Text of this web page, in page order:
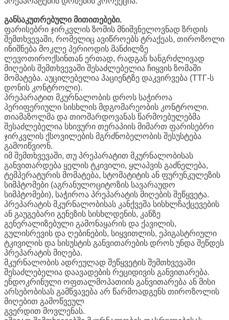
განსაკუთრებული მითითებები.
ფარისებრი ჯირკვლის ზომის მნიშვნელოვნად ზრდის
შემთხვევაში, რომელიც ავიწროებს ტრაქეას, თიროზოლი
ინიშნება მოკლე პერიოდის მანძილზე
ლევოთიროქსინთან ერთად, რადგან ხანგრძლივად
მიღების შემთხვევაში შესაძლებელია ჩიყვის ზომაში
მომატება. აუცილებელია პაციენტზე დაკვირვება (ТТГ-ს
დონის კონტროლი).
პრეპარატით მკურნალობის დროს საჭიროა
პერიფერიული სისხლის მდგომარეობის კონტროლი.
თიამაზოლმა და თიოშარდოვანას წარმოებულებმა
შესაძლებელია სხივური თერაპიის მიმართ ფარისებრი
ჯირკვლის ქსოვილების მგრძნობელობის შესუსტება
გამოიწვიონ.
იმ შემთხვევაში, თუ პრეპარატით მკურნალობისას
განვითარდება ყელის ტკივილი, ყლაპვის გაძნელება,
ტემპერატურის მომატება, სტომატიტის ან ფურუნკულეზის
სიმპტომები (აგრანულოციტოზის სავარაუდო
სიმპტომები), საჭიროა პრეპარატის მიღების შეწყვეტა.
პრეპარატის მკურნალობისას კანქვეშა სისხლჩაქცევების
ან გაუგებარი გენეზის სისხლდენის, კანზე
გენერალიზებული გამონაყარის და ქავილის,
გულისრევის და ღებინების, სიყვითლის, ეპიგასტრიული
ტკივილის და სისუსტის განვითარების დროს უნდა შეწდეს
პრეპარატის მიღება.
მკურნალობის ადრეულად შეწყვეტის შემთხვევაში
შესაძლებელია დაავადების რეციდივის განვითარება.
ენდოკრინული ოფთალმოპათიის განვითარება ან მისი
არსებობისას გამწვავება არ წარმოადგენს თიროზოლის
მიღებით გამოწვეულ
გვერდით მოვლენას.